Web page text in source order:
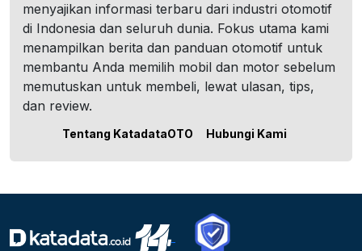
menyajikan informasi terbaru dari industri otomotif
di Indonesia dan seluruh dunia. Fokus utama kami
menampilkan berita dan panduan otomotif untuk
membantu Anda memilih mobil dan motor sebelum
memutuskan untuk membeli, lewat ulasan, tips,
dan review.
Tentang KatadataOTO Hubungi Kami